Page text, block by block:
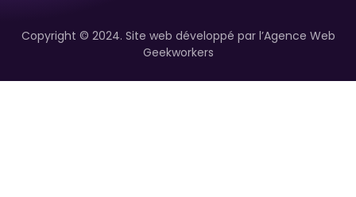
Copyright © 2024. Site web développé par l’Agence Web
Geekworkers